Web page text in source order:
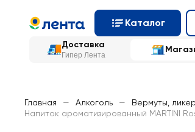
Каталог
Доставка
Гипер Лента
Главная — Алкоголь — Вермуты,
Напиток ароматизированный MARTINI